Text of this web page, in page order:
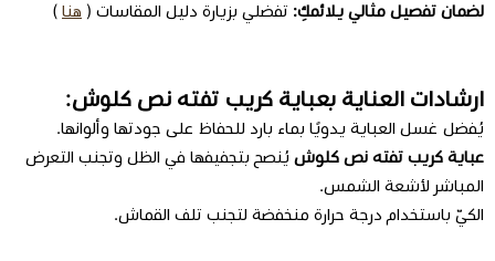
لضمان تفصيل مثالي يلائمكِ: تفضلي بزيارة دليل المقاسات ( هنا )
ارشادات العناية بعباية كريب تفته نص كلوش:
يُفضل غسل العباية يدويًا بماء بارد للحفاظ على جودتها وألوانها.
عباية كريب تفته نص كلوش يُنصح بتجفيفها في الظل وتجنب التعرض
المباشر لأشعة الشمس.
الكيّ باستخدام درجة حرارة منخفضة لتجنب تلف القماش.